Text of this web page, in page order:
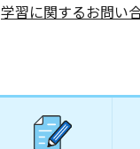
学習に関するお問い